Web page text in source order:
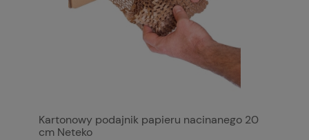
Kartonowy podajnik papieru nacinanego 20
cm Neteko